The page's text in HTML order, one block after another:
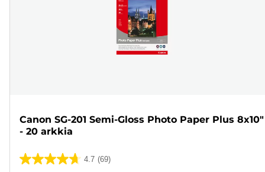
Canon SG-201 Semi-Gloss Photo Paper Plus 8x10"
- 20 arkkia
4.7 (69)
4.7/5